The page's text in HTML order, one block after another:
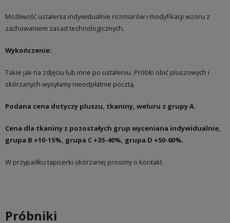
Możliwość ustalenia indywidualnie rozmiarów i modyfikacji wzoru z
zachowaniem zasad technologicznych.
Wykończenie:
Takie jak na zdjęciu lub inne po ustaleniu. Próbki obić pluszowych i
skórzanych wysyłamy nieodpłatnie pocztą.
Podana cena dotyczy pluszu, tkaniny, weluru z grupy A.
Cena dla tkaniny z pozostałych grup wyceniana indywidualnie,
grupa B +10-15%, grupa C +35-40%, grupa D +50-60%.
W przypadku tapicerki skórzanej prosimy o kontakt.
Próbniki